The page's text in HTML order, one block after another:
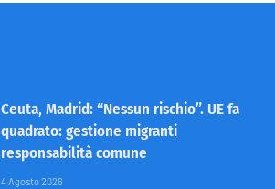
Ceuta, Madrid: “Nessun rischio”. UE fa
quadrato: gestione migranti
responsabilità comune
4 Agosto 2026